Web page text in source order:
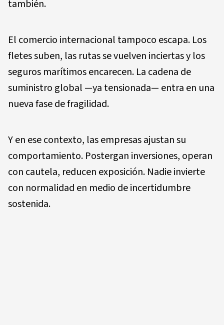
también.
El comercio internacional tampoco escapa. Los
fletes suben, las rutas se vuelven inciertas y los
seguros marítimos encarecen. La cadena de
suministro global —ya tensionada— entra en una
nueva fase de fragilidad.
Y en ese contexto, las empresas ajustan su
comportamiento. Postergan inversiones, operan
con cautela, reducen exposición. Nadie invierte
con normalidad en medio de incertidumbre
sostenida.